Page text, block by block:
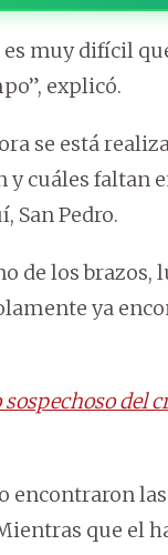
muy difícil
explicó.
se está
y cuáles faltan
San Pedro.
de los
ya
sospechoso del
encontraron
que el